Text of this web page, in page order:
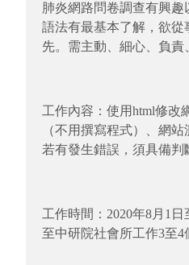
肺炎網路問卷調查有興趣
語法有最基本了解，欲
先。需主動、細心、負責
工作內容：使用html修改
（不用撰寫程式）、網
若有發生錯誤，須具備判
工作時間：2020年8月1日
至中研院社會所工作3至4